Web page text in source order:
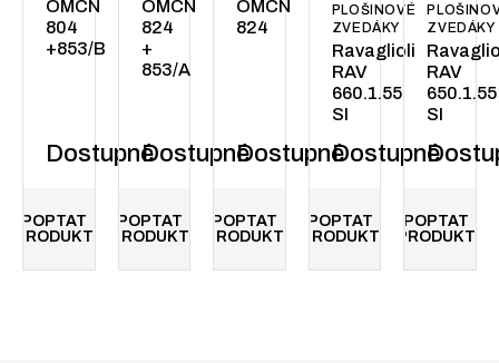
OMCN
804
+853/B
Dostupné
POPTAT
PRODUKT
OMCN
824
+
853/A
Dostupné
POPTAT
PRODUKT
OMCN
824
Dostupné
POPTAT
PRODUKT
PLOŠINOVÉ
ZVEDÁKY
Ravaglioli
RAV
660.1.55
SI
Dostupné
POPTAT
PRODUKT
ZVEDÁKY
RAV
650.1.55
SI
POPTAT
PRODUKT